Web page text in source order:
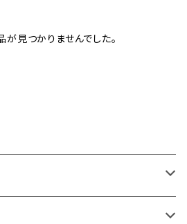
が見つかりませんでした。